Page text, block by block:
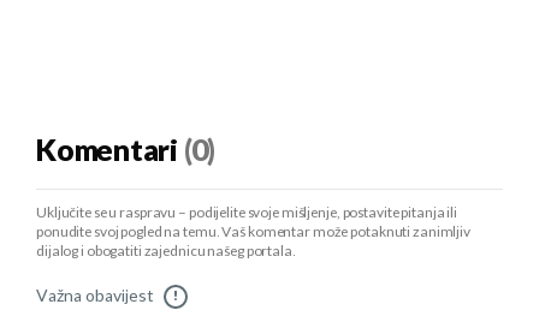
Komentari (0)
Uključite se u raspravu – podijelite svoje mišljenje, postavite pitanja ili
ponudite svoj pogled na temu. Vaš komentar može potaknuti zanimljiv
dijalog i obogatiti zajednicu našeg portala.
Važna obavijest !